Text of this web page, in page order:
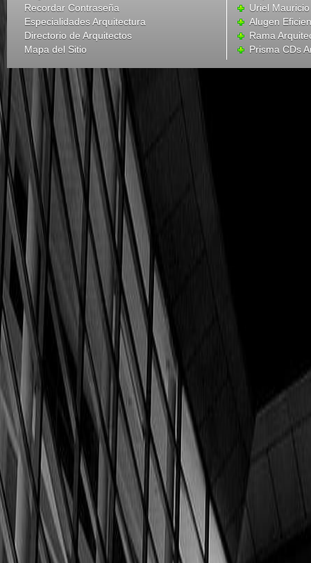
Recordar Contraseña
Especialidades Arquitectura
Directorio de Arquitectos
Mapa del Sitio
Uriel
Alugen
Rama
Prisma CDs